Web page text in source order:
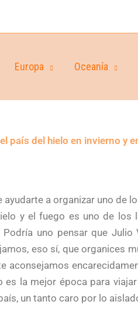
Europa Oceanía
país del hielo en invierno y
a organizar uno de
y el fuego es uno de
uno pensar que
eso sí, que organices
aconsejamos
es la mejor época para
un tanto caro por lo